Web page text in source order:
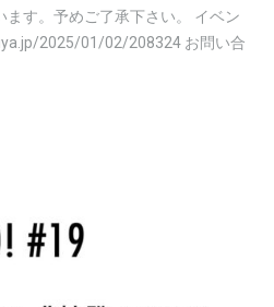
す。予めご了承下さい。 イベン
2025/01/02/208324 お問い合